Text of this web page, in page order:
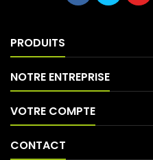
PRODUITS
NOTRE ENTREPRISE
VOTRE COMPTE
CONTACT